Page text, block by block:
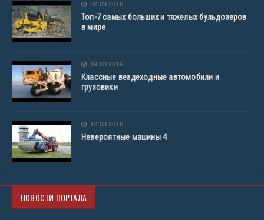
02.09.2016
Топ-7 самых больших и тяжелых бульдозеров
в мире
19.08.2016
Классные вездеходные автомобили и
грузовики
12.08.2016
Невероятные машины 4
НОВОСТИ ПОРТАЛА